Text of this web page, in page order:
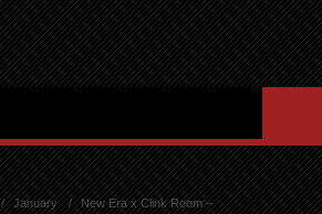
January
New Era x Clink Room –